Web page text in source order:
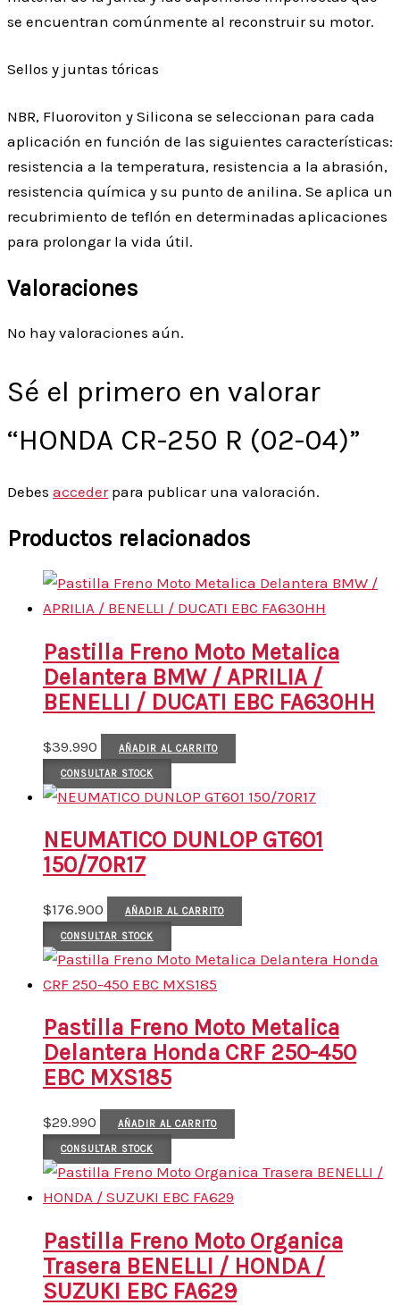
se encuentran comúnmente al reconstruir su motor.
Sellos y juntas tóricas
NBR, Fluoroviton y Silicona se seleccionan para cada
aplicación en función de las siguientes características:
resistencia a la temperatura, resistencia a la abrasión,
resistencia química y su punto de anilina. Se aplica un
recubrimiento de teflón en determinadas aplicaciones
para prolongar la vida útil.
Valoraciones
No hay valoraciones aún.
Sé el primero en valorar
“HONDA CR-250 R (02-04)”
Debes accederpara publicar una valoración.
Productos relacionados
Pastilla Freno Moto Metalica
Delantera BMW / APRILIA /
BENELLI / DUCATI EBC FA630HH
$39.990 AÑADIR AL CARRITO
CONSULTAR STOCK
NEUMATICO DUNLOP GT601
150/70R17
$176.900 AÑADIR AL CARRITO
CONSULTAR STOCK
Pastilla Freno Moto Metalica
Delantera Honda CRF 250-450
EBC MXS185
$29.990 AÑADIR AL CARRITO
CONSULTAR STOCK
Pastilla Freno Moto Organica
Trasera BENELLI / HONDA /
SUZUKI EBC FA629